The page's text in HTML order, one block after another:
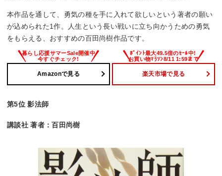
本作品を通して、勇気の種を手に入れて欲しいという著者の願い
が込められた1作。人生という長い戦いに立ち向かうための勇気
をもらえる、おすすめの百田尚樹作品です。
Amazonで見る 楽天市場で見る
第5位 影法師
講談社 著者：百田尚樹